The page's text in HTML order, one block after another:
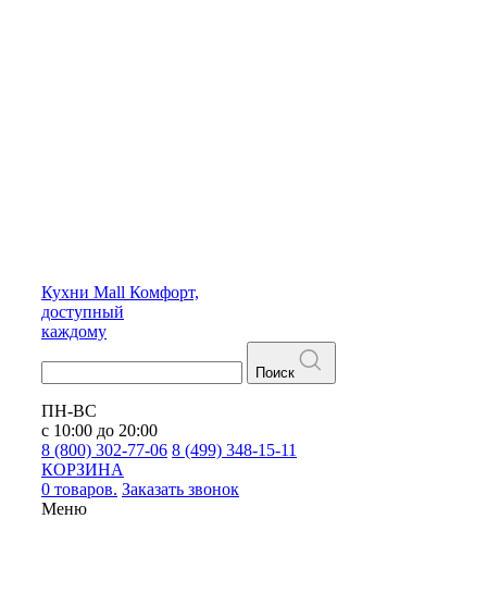
Кухни Mall Комфорт,
доступный
каждому
Поиск
ПН-ВС
с 10:00 до 20:00
8 (800) 302-77-06 8 (499) 348-15-11
КОРЗИНА
0 товаров. Заказать звонок
Меню